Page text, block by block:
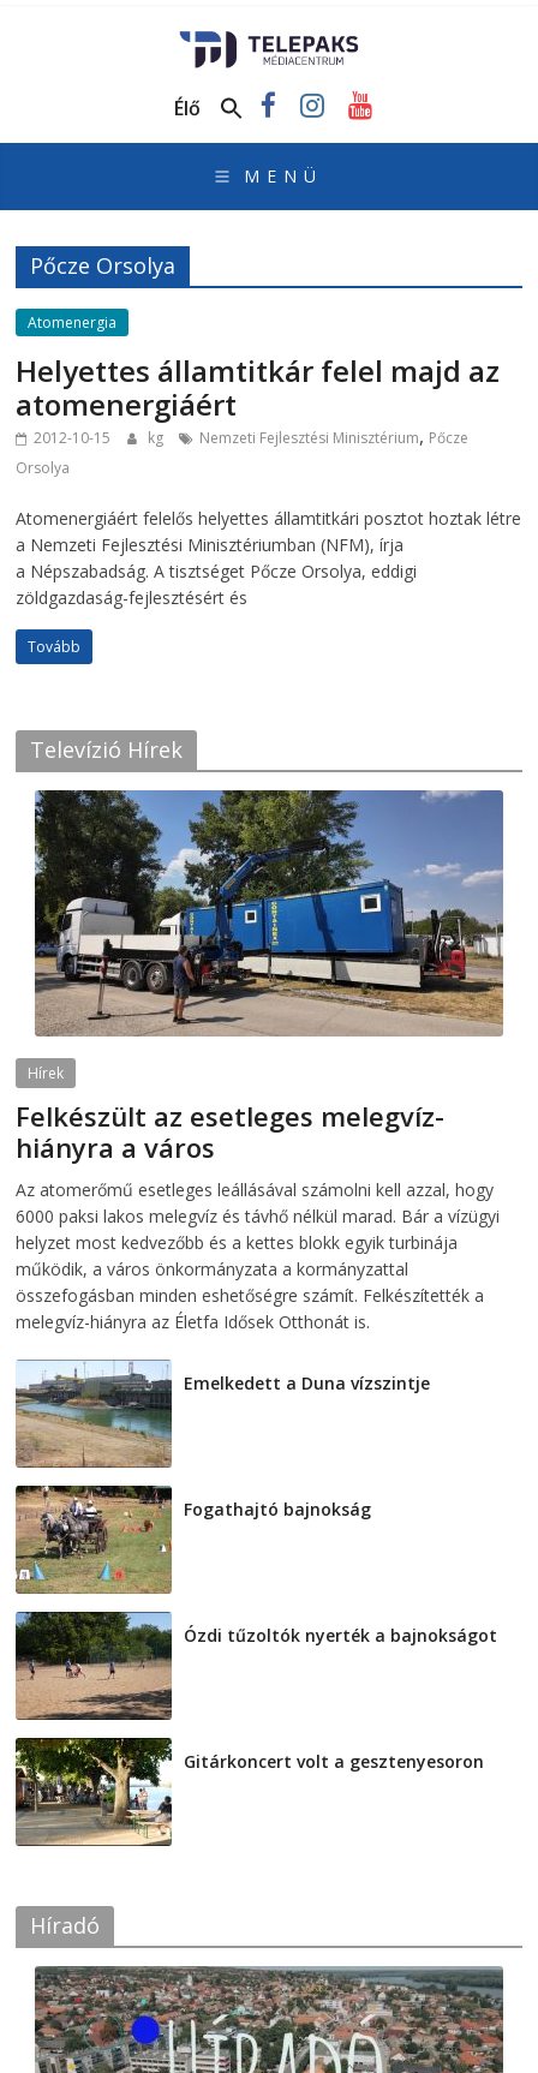
Médiacentrum
honlapja
Élő
Pőcze Orsolya
Atomenergia
Helyettes államtitkár felel majd az
atomenergiáért
2012-10-15 kg Nemzeti Fejlesztési Minisztérium, Pőcze
Orsolya
Atomenergiáért felelős helyettes államtitkári posztot hoztak létre
a Nemzeti Fejlesztési Minisztériumban (NFM), írja
a Népszabadság. A tisztséget Pőcze Orsolya, eddigi
zöldgazdaság-fejlesztésért és
Tovább
Televízió Hírek
Hírek
Felkészült az esetleges melegvíz-
hiányra a város
Az atomerőmű esetleges leállásával számolni kell azzal, hogy
6000 paksi lakos melegvíz és távhő nélkül marad. Bár a vízügyi
helyzet most kedvezőbb és a kettes blokk egyik turbinája
működik, a város önkormányzata a kormányzattal
összefogásban minden eshetőségre számít. Felkészítették a
melegvíz-hiányra az Életfa Idősek Otthonát is.
Emelkedett a Duna vízszintje
Fogathajtó bajnokság
Ózdi tűzoltók nyerték a bajnokságot
Gitárkoncert volt a gesztenyesoron
Híradó